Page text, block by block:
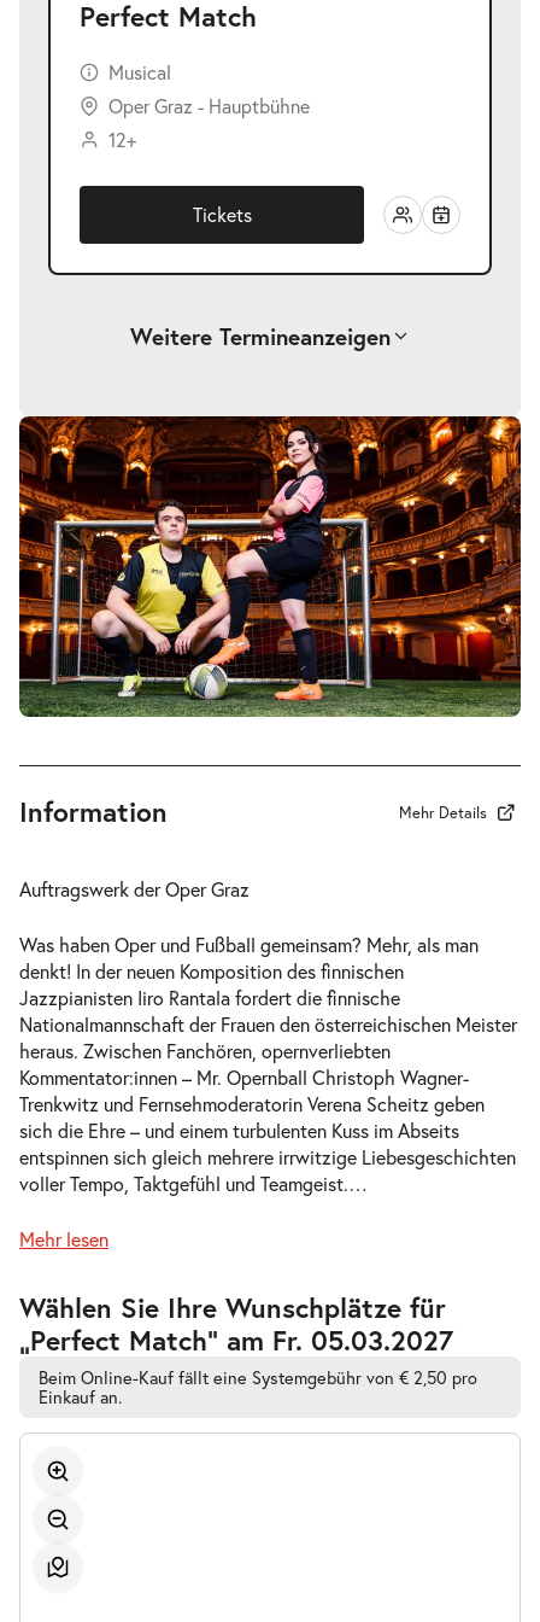
Perfect Match
Musical
Oper Graz - Hauptbühne
12+
Tickets
Weitere Termineanzeigen
Perfect Match-
Sa.
19.12.2026
Sa. 19.12.2026
19:30–21:30 Uhr
Tickets
Perfect Match-
Mi.
23.12.2026
Mi. 23.12.2026
Tickets
Perfect Match-
31.12.2026
Do. 31.12.2026
18:00–20:00 Uhr
Tickets
Perfect Match-
Do.
07.01.2027
Do. 07.01.2027
19:30–21:30 Uhr
Tickets
Perfect Match -
So.
10.01.2027
So. 10.01.2027
Information Mehr Details
Auftragswerk der Oper Graz
Was haben Oper und Fußball gemeinsam? Mehr, als man
denkt! In der neuen Komposition des finnischen
Jazzpianisten Iiro Rantala fordert die finnische
Nationalmannschaft der Frauen den österreichischen Meister
heraus. Zwischen Fanchören, opernverliebten
Kommentator:innen – Mr. Opernball Christoph Wagner-
Trenkwitz und Fernsehmoderatorin Verena Scheitz geben
sich die Ehre – und einem turbulenten Kuss im Abseits
entspinnen sich gleich mehrere irrwitzige Liebesgeschichten
voller Tempo, Taktgefühl und Teamgeist.…
Mehr lesen
Wählen Sie Ihre Wunschplätze für
„Perfect Match” am Fr. 05.03.2027
Beim Online-Kauf fällt eine Systemgebühr von € 2,50 pro
Einkauf an.
Zur
barrierefreien
automatischen
Bestplatzwahl